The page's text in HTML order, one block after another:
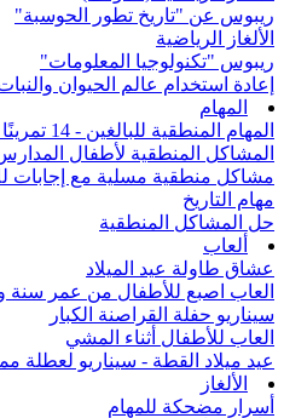
ريبوس عن "تاريخ تطور الحوسبة"
الألغاز الرياضية
ريبوس "تكنولوجيا المعلومات"
إعادة استخدام عالم الحيوان
المهام
المهام المنطقية للبالغين - 14 تمرينًا مبتكرًا
المشاكل المنطقية لأطفال المدارس - 11 مهمة
مشاكل منطقية مسلية مع إجابات
مهام التاريخ
حل المشاكل المنطقية
ألعاب
عشاق طاولة عيد الميلاد
العاب اصبع للأطفال من عمر سنة
سيناريو حفلة القراصنة الكبار
العاب للأطفال أثناء المشي
عيد ميلاد القطة - سيناريو لعطلة
الألغاز
أسرار مضحكة للمهام